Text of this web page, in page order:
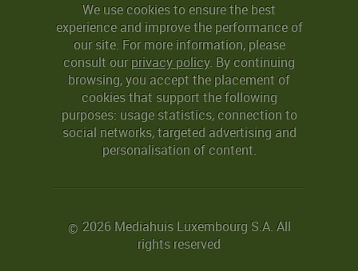
We use cookies to ensure the best
experience and improve the performance of
our site. For more information, please
consult ourprivacy policy. By continuing
browsing, you accept the placement of
cookies that support the following
purposes: usage statistics, connection to
social networks, targeted advertising and
personalisation of content.
© 2026 Mediahuis Luxembourg S.A. All
rights reserved